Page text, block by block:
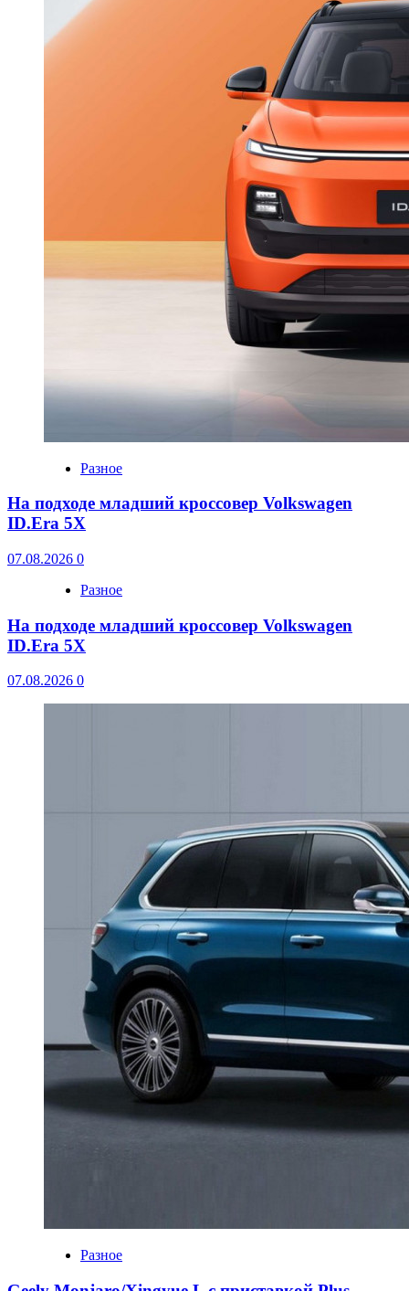
Разное
На подходе младший кроссовер Volkswagen
ID.Era 5X
07.08.2026 0
Разное
На подходе младший кроссовер Volkswagen
ID.Era 5X
07.08.2026 0
Разное